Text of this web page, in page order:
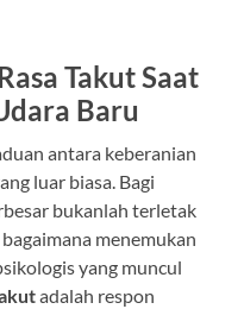
Takut Saat
Baru
antara keberanian
luar biasa. Bagi
bukanlah terletak
menemukan
yang muncul
adalah respon